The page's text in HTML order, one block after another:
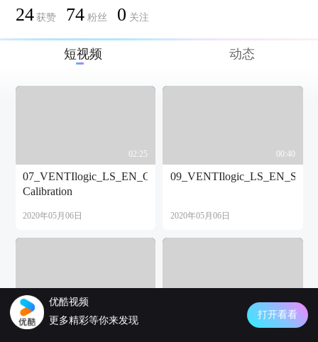
24 获赞 74 粉丝 0 关注
短视频 动态
02:25
07_VENTIlogic_LS_EN_O2-
Calibration
2020年05月06日
00:40
2020年05月06日
08_VENTIlogic_LS_EN_Function_Test
01:07
优酷视频
更多精彩等你来发现
打开看看